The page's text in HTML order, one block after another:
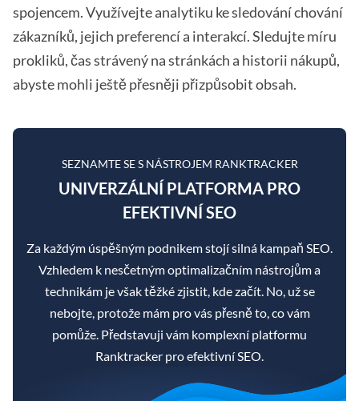
spojencem. Využívejte analytiku ke sledování chování
zákazníků, jejich preferencí a interakcí. Sledujte míru
prokliků, čas strávený na stránkách a historii nákupů,
abyste mohli ještě přesněji přizpůsobit obsah.
SEZNAMTE SE S NÁSTROJEM RANKTRACKER
UNIVERZÁLNÍ PLATFORMA PRO
EFEKTIVNÍ SEO
Za každým úspěšným podnikem stojí silná kampaň SEO.
Vzhledem k nesčetným optimalizačním nástrojům a
technikám je však těžké zjistit, kde začít. No, už se
nebojte, protože mám pro vás přesně to, co vám
pomůže. Představuji vám komplexní platformu
Ranktracker pro efektivní SEO.